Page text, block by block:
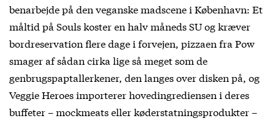
benarbejde på den veganske madscene i København: Et
måltid på Souls koster en halv måneds SU og kræver
bordreservation flere dage i forvejen, pizzaen fra Pow
smager af sådan cirka lige så meget som de
genbrugspaptallerkener, den langes over disken på, og
Veggie Heroes importerer hovedingrediensen i deres
buffeter – mockmeats eller køderstatningsprodukter –